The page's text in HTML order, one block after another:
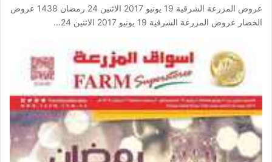
عروض المزرعة الشرقية 19 يونيو 2017 الاثنين 24 رمضان 1438 عروض
الخضار عروض المزرعة الشرقية 19 يونيو 2017 الاثنين 24…